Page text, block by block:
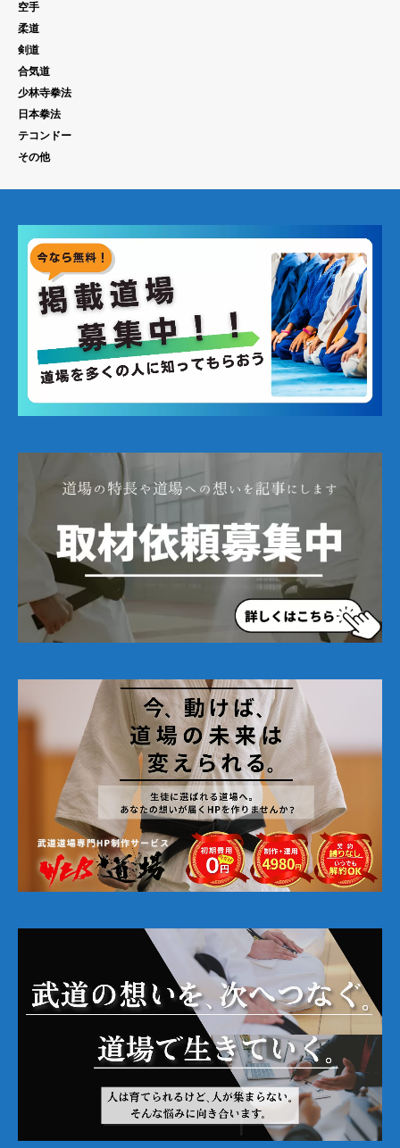
空手
柔道
剣道
合気道
少林寺拳法
日本拳法
テコンドー
その他